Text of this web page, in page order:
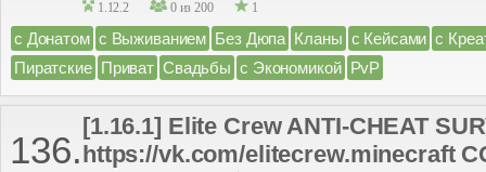
1.12.2 0 из 200 1
с Донатом с Выживанием Без Дюпа Кланы с Кейсами с
Пиратские Приват Свадьбы с Экономикой PvP
136.
[1.16.1] Elite Crew ANTI-CHEAT
https://vk.com/elitecrew.minecraft